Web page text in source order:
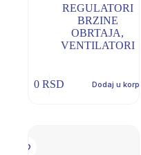
REGULATORI
BRZINE
OBRTAJA,
VENTILATORI
0RSD Dodaj u korpu